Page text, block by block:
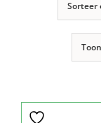
Sorteer
Toon